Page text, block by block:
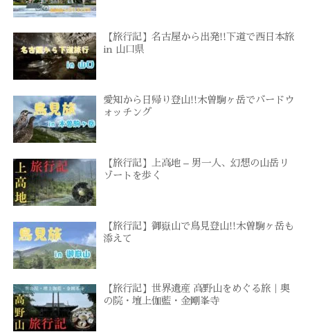
【旅行記】名古屋から出発!!下道で西日本旅
in 山口県
愛知から日帰り登山!!木曽駒ヶ岳でバードウ
ォッチング
【旅行記】上高地 – 男一人、幻想の山岳リ
ゾートを歩く
【旅行記】御嶽山で鳥見登山!!木曽駒ヶ岳も
添えて
【旅行記】世界遺産 高野山をめぐる旅｜奥
の院・壇上伽藍・金剛峯寺